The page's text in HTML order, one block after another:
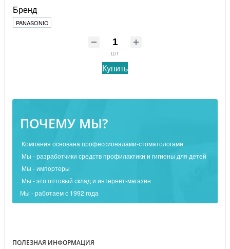
ПОЧЕМУ МЫ?
Компания основана профессионалами-стоматологами
Мы - разработчики средств профилактики и гигиены для детей
Мы - импортеры
Мы - это оптовый склад и интернет-магазин
Мы - работаем с 1992 года
ПОЛЕЗНАЯ ИНФОРМАЦИЯ
Бренд
PANASONIC
шт
Купить